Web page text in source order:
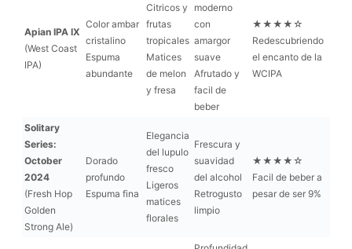
Apian IPA IX
(West Coast
IPA)
Color ambar
cristalino
Espuma
abundante
Citricos y
frutas
tropicales
Matices
de melon
y fresa
moderno
con
amargor
suave
Afrutado y
facil de
beber
★★★★☆
Redescubriendo
el encanto de la
WCIPA
Solitary
Series:
October
2024
(Fresh Hop
Golden
Strong Ale)
Dorado
profundo
Espuma fina
Elegancia
del lupulo
fresco
Ligeros
matices
florales
Frescura y
suavidad
del alcohol
Retrogusto
limpio
★★★★☆
Facil de beber a
pesar de ser 9%